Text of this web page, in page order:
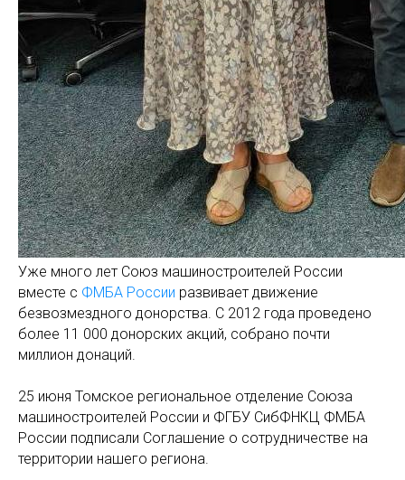
Уже много лет Союз машиностроителей России
вместе с ФМБА России развивает движение
безвозмездного донорства. С 2012 года проведено
более 11 000 донорских акций, собрано почти
миллион донаций.
25 июня Томское региональное отделение Союза
машиностроителей России и ФГБУ СибФНКЦ ФМБА
России подписали Соглашение о сотрудничестве на
территории нашего региона.